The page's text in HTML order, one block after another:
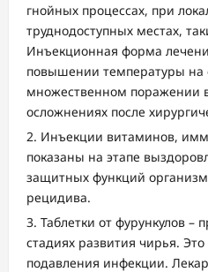
гнойных процессах, при
труднодоступных местах,
Инъекционная форма
повышении температуры на
множественном поражении
осложнениях после
Инъекции витаминов,
показаны на этапе
защитных функций
рецидива.
Таблетки от фурункулов –
стадиях развития чирья.
подавления инфекции.